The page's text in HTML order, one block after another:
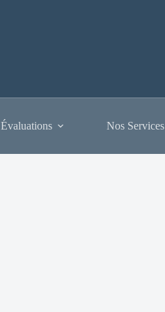
Évaluations Nos Services